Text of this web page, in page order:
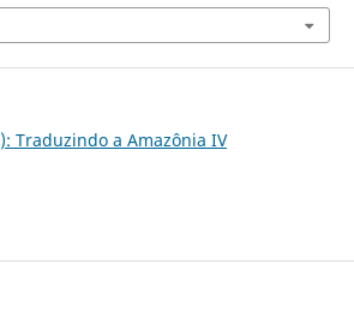
Traduzindo a Amazônia IV